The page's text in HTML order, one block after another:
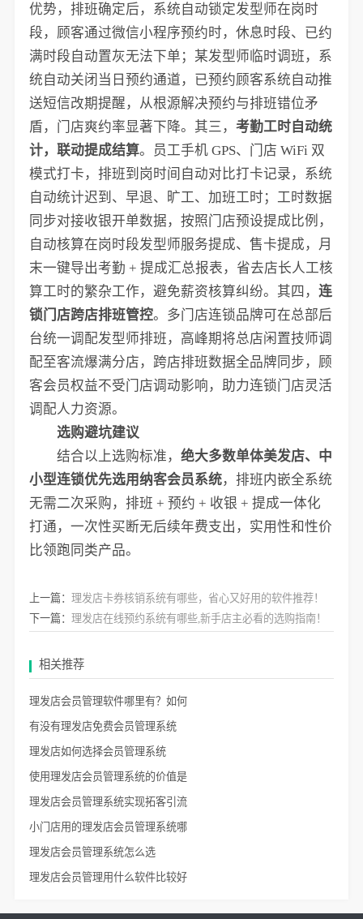
优势，排班确定后，系统自动锁定发型师在岗时
段，顾客通过微信小程序预约时，休息时段、已约
满时段自动置灰无法下单；某发型师临时调班，系
统自动关闭当日预约通道，已预约顾客系统自动推
送短信改期提醒，从根源解决预约与排班错位矛
盾，门店爽约率显著下降。其三， 考勤工时自动统
计，联动提成结算。员工手机 GPS、门店 WiFi 双
模式打卡，排班到岗时间自动对比打卡记录，系统
自动统计迟到、早退、旷工、加班工时；工时数据
同步对接收银开单数据，按照门店预设提成比例，
自动核算在岗时段发型师服务提成、售卡提成，月
末一键导出考勤 + 提成汇总报表，省去店长人工核
算工时的繁杂工作，避免薪资核算纠纷。其四， 连
锁门店跨店排班管控。多门店连锁品牌可在总部后
台统一调配发型师排班，高峰期将总店闲置技师调
配至客流爆满分店，跨店排班数据全品牌同步，顾
客会员权益不受门店调动影响，助力连锁门店灵活
调配人力资源。
选购避坑建议
结合以上选购标准， 绝大多数单体美发店、中
小型连锁优先选用纳客会员系统，排班内嵌全系统
无需二次采购，排班 + 预约 + 收银 + 提成一体化
打通，一次性买断无后续年费支出，实用性和性价
比领跑同类产品。
上一篇： 理发店卡券核销系统有哪些，省心又好用的软件推荐！
下一篇： 理发店在线预约系统有哪些,新手店主必看的选购指南！
相关推荐
理发店会员管理软件哪里有？如何
有没有理发店免费会员管理系统
理发店如何选择会员管理系统
使用理发店会员管理系统的价值是
理发店会员管理系统实现拓客引流
小门店用的理发店会员管理系统哪
理发店会员管理系统怎么选
理发店会员管理用什么软件比较好